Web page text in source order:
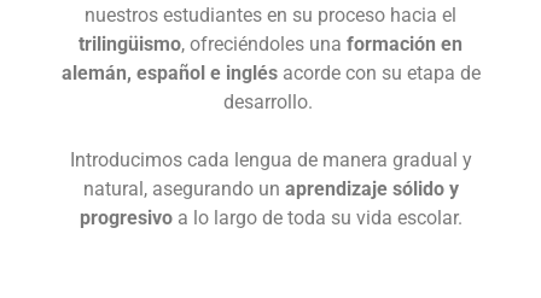
nuestros estudiantes en su proceso hacia el
trilingüismo, ofreciéndoles una formación en
alemán, español e inglés acorde con su etapa de
desarrollo.
Introducimos cada lengua de manera gradual y
natural, asegurando un aprendizaje sólido y
progresivoa lo largo de toda su vida escolar.